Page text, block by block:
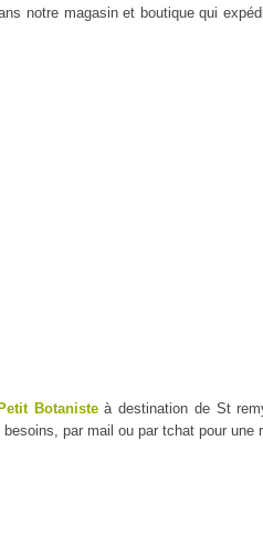
notre magasin et boutique qui
Botanisteà destination de St
par mail ou par tchat pour une